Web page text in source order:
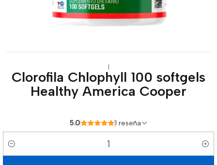
|
Clorofila Chlophyll 100 softgels
Healthy America Cooper
5.0 1 reseña
Cantidad